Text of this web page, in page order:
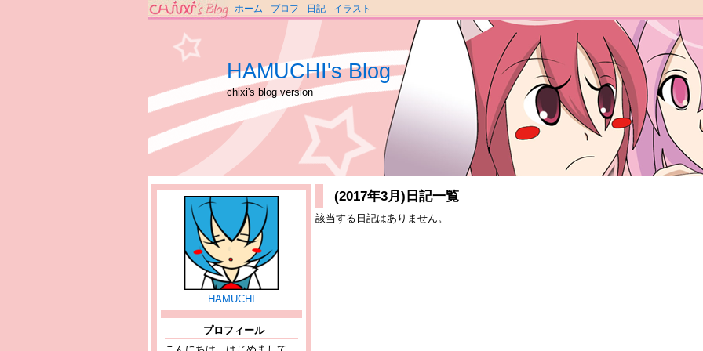
ホーム プロフ 日記 イラスト
HAMUCHI's Blog
chixi's blog version
HAMUCHI
プロフィール
(2017年3月)日記一覧
該当する日記はありません。